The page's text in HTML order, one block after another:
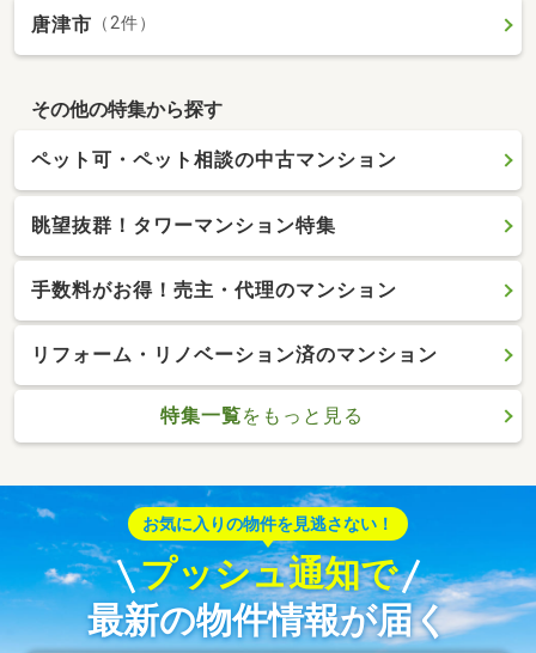
唐津市 （2件）
その他の特集から探す
ペット可・ペット相談の中古マンション
眺望抜群！タワーマンション特集
手数料がお得！売主・代理のマンション
リフォーム・リノベーション済のマンション
特集一覧をもっと見る
お気に入りの物件を見逃さない！
プッシュ通知で
最新の物件情報が届く